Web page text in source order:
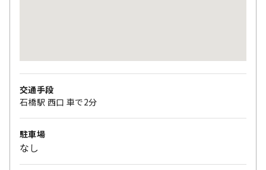
交通手段
石橋駅 西口 車で2分
駐車場
なし